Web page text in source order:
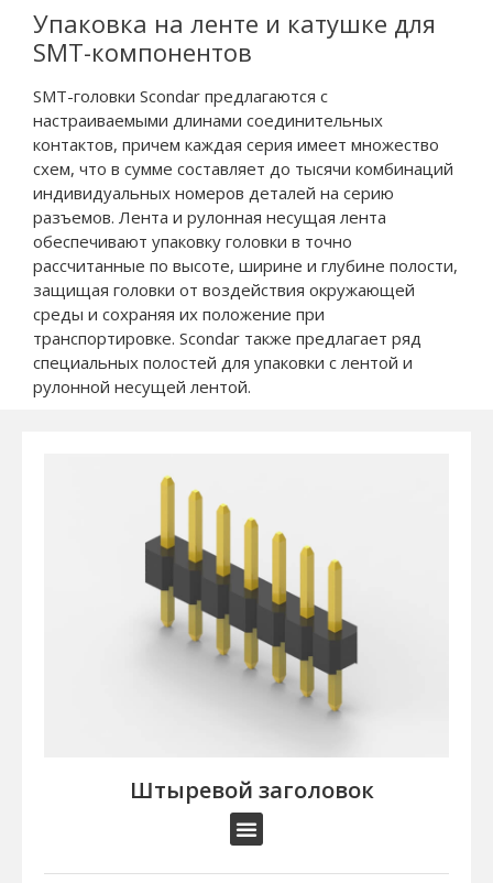
Упаковка на ленте и катушке для
SMT-компонентов
SMT-головки Scondar предлагаются с
настраиваемыми длинами соединительных
контактов, причем каждая серия имеет множество
схем, что в сумме составляет до тысячи комбинаций
индивидуальных номеров деталей на серию
разъемов. Лента и рулонная несущая лента
обеспечивают упаковку головки в точно
рассчитанные по высоте, ширине и глубине полости,
защищая головки от воздействия окружающей
среды и сохраняя их положение при
транспортировке. Scondar также предлагает ряд
специальных полостей для упаковки с лентой и
рулонной несущей лентой.
Штыревой заголовок